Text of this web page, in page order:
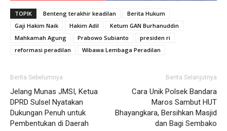
TOPIK Benteng terakhir keadilan
Berita Hukum
Gaji Hakim Naik
Hakim Adil
Ketum GAN Burhanuddin
Mahkamah Agung
Prabowo Subianto
presiden ri
reformasi peradilan
Wibawa Lembaga Peradilan
Berita Sebelumnya
Jelang Munas JMSI, Ketua
DPRD Sulsel Nyatakan
Dukungan Penuh untuk
Pembentukan di Daerah
Berita Selanjutnya
Cara Unik Polsek Bandara
Maros Sambut HUT
Bhayangkara, Bersihkan Masjid
dan Bagi Sembako